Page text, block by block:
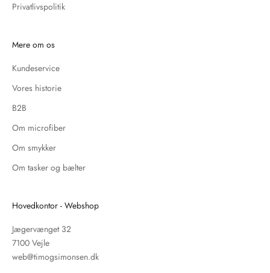
Privatlivspolitik
Mere om os
Kundeservice
Vores historie
B2B
Om microfiber
Om smykker
Om tasker og bælter
Hovedkontor - Webshop
Jægervænget 32
7100 Vejle
web@timogsimonsen.dk